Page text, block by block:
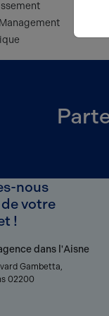
nous
votre
!
dans l'Aisne
Gambetta,
02200